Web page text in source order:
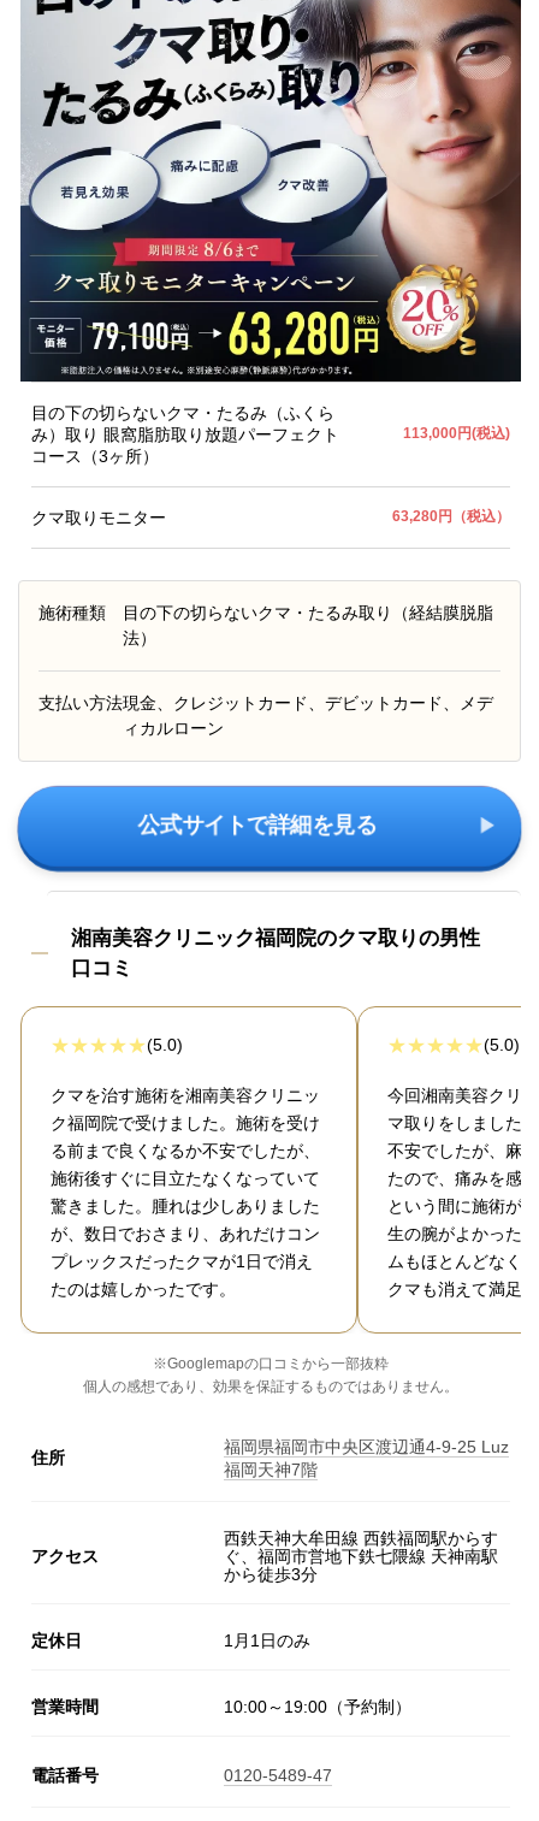
目の下の切らないクマ・たるみ（ふくら
み）取り 眼窩脂肪取り放題パーフェクト
コース（3ヶ所）
113,000円(税込)
クマ取りモニター 63,280円（税込）
施術種類
目の下の切らないクマ・たるみ取り（経結膜脱脂
法）
支払い方法現金、クレジットカード、デビットカード、メデ
ィカルローン
公式サイトで詳細を見る
湘南美容クリニック福岡院のクマ取りの男性
口コミ
(5.0)
クマを治す施術を湘南美容クリニッ
ク福岡院で受けました。施術を受け
る前まで良くなるか不安でしたが、
施術後すぐに目立たなくなっていて
驚きました。腫れは少しありました
が、数日でおさまり、あれだけコン
プレックスだったクマが1日で消え
たのは嬉しかったです。
(5.0)
今回湘南美容クリ
マ取りをしました
不安でしたが、麻
たので、痛みを感
という間に施術が
生の腕がよかった
ムもほとんどなく
クマも消えて満足
※Googlemapの口コミから一部抜粋
個人の感想であり、効果を保証するものではありません。
住所
福岡県福岡市中央区渡辺通4-9-25 Luz
福岡天神7階
アクセス
西鉄天神大牟田線 西鉄福岡駅からす
ぐ、福岡市営地下鉄七隈線 天神南駅
から徒歩3分
定休日 1月1日のみ
営業時間 10:00～19:00（予約制）
電話番号 0120-5489-47